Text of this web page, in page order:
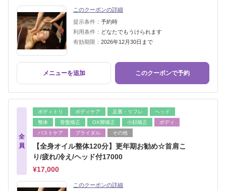
このクーポンの詳細
提示条件： 予約時
利用条件： どなたでもうけられます
有効期限： 2026年12月30日まで
メニューを追加 このクーポンで予約
全
員
ボディトリ ボディケア 足裏・リフレ
ヘッド
整体
骨盤矯正 OX脚矯正 小顔矯正
ボディ
バストケア
ブライダル その他
【全身オイル整体120分】更年期お勧め☆首肩こ
り/疲れ/冷え/ヘッド付17000
¥17,000
このクーポンの詳細